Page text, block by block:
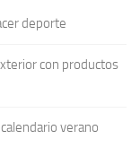
deporte
con productos
verano